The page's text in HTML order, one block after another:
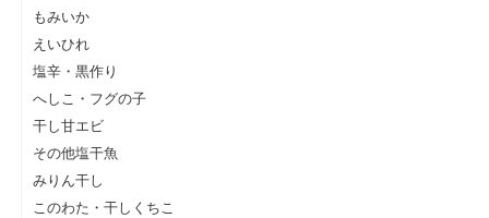
もみいか
えいひれ
塩辛・黒作り
へしこ・フグの子
干し甘エビ
その他塩干魚
みりん干し
このわた・干しくちこ